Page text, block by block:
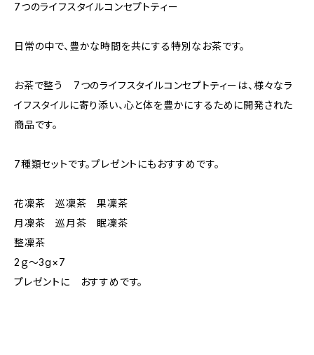
7つのライフスタイルコンセプトティー
日常の中で、豊かな時間を共にする特別なお茶です。
お茶で整う 7つのライフスタイルコンセプトティーは、様々なラ
イフスタイルに寄り添い、心と体を豊かにするために開発された
商品です。
7種類セットです。プレゼントにもおすすめです。
花凜茶 巡凜茶 果凜茶
月凜茶 巡月茶 眠凜茶
整凜茶
2ｇ～3g×7
プレゼントに おすすめです。